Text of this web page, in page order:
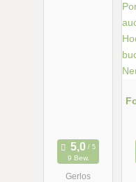
9 Bew.
Gerlos